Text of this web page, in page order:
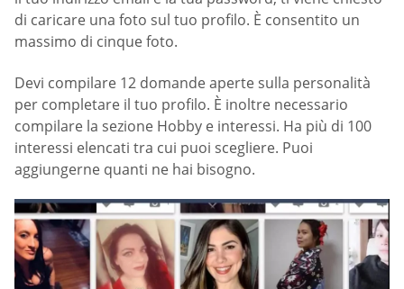
di caricare una foto sul tuo profilo. È consentito un
massimo di cinque foto.
Devi compilare 12 domande aperte sulla personalità
per completare il tuo profilo. È inoltre necessario
compilare la sezione Hobby e interessi. Ha più di 100
interessi elencati tra cui puoi scegliere. Puoi
aggiungerne quanti ne hai bisogno.